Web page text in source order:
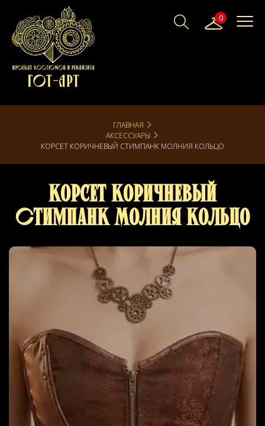
0
ГЛАВНАЯ
АКСЕССУАРЫ
КОРСЕТ КОРИЧНЕВЫЙ СТИМПАНК МОЛНИЯ КОЛЬЦО
Корсет Коричневый
Стимпанк Молния Кольцо